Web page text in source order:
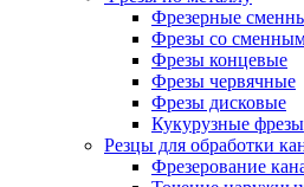
Фрезерные
Фрезы со
Фрезы концевые
Фрезы червячные
Фрезы дисковые
Кукурузные фрезы
Резцы для обработки
Фрезерование